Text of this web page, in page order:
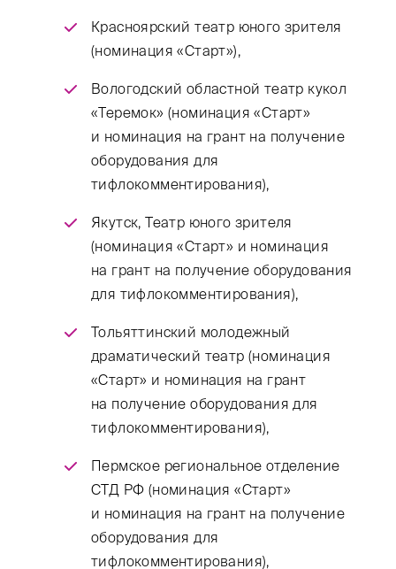
Красноярский театр юного зрителя
(номинация «Старт»),
Вологодский областной театр кукол
«Теремок» (номинация «Старт»
и номинация на грант на получение
оборудования для
тифлокомментирования),
Якутск, Театр юного зрителя
(номинация «Старт» и номинация
на грант на получение оборудования
для тифлокомментирования),
Тольяттинский молодежный
драматический театр (номинация
«Старт» и номинация на грант
на получение оборудования для
тифлокомментирования),
Пермское региональное отделение
СТД РФ (номинация «Старт»
и номинация на грант на получение
оборудования для
тифлокомментирования),